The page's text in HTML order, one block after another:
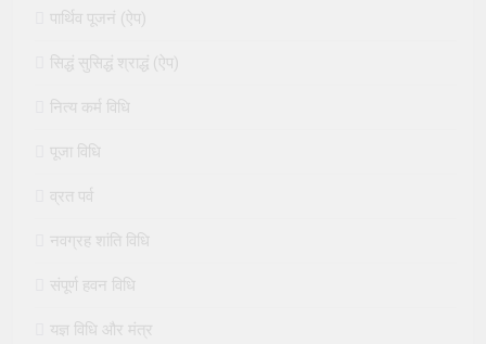
पार्थिव पूजनं (ऐप)
सिद्धं सुसिद्धं श्राद्धं (ऐप)
नित्य कर्म विधि
पूजा विधि
व्रत पर्व
नवग्रह शांति विधि
संपूर्ण हवन विधि
यज्ञ विधि और मंत्र